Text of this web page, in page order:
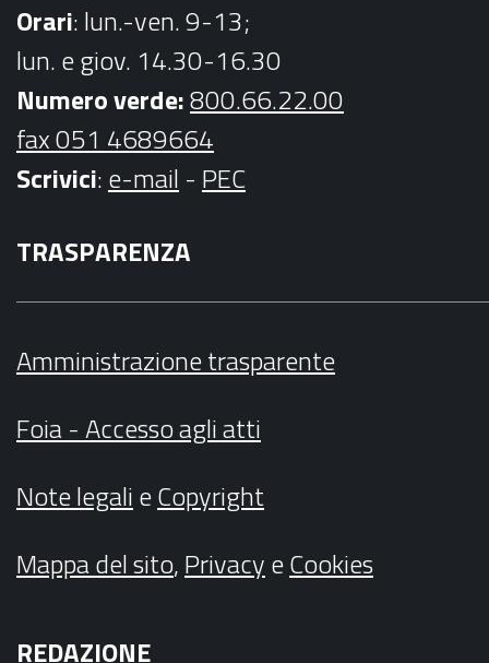
Orari: lun.-ven. 9-13;
lun. e giov. 14.30-16.30
Numero verde:800.66.22.00
fax 051 4689664
Scrivici:e-mail - PEC
TRASPARENZA
Amministrazione trasparente
Foia - Accesso agli atti
Note legalieCopyright
Mappa del sito,PrivacyeCookies
REDAZIONE